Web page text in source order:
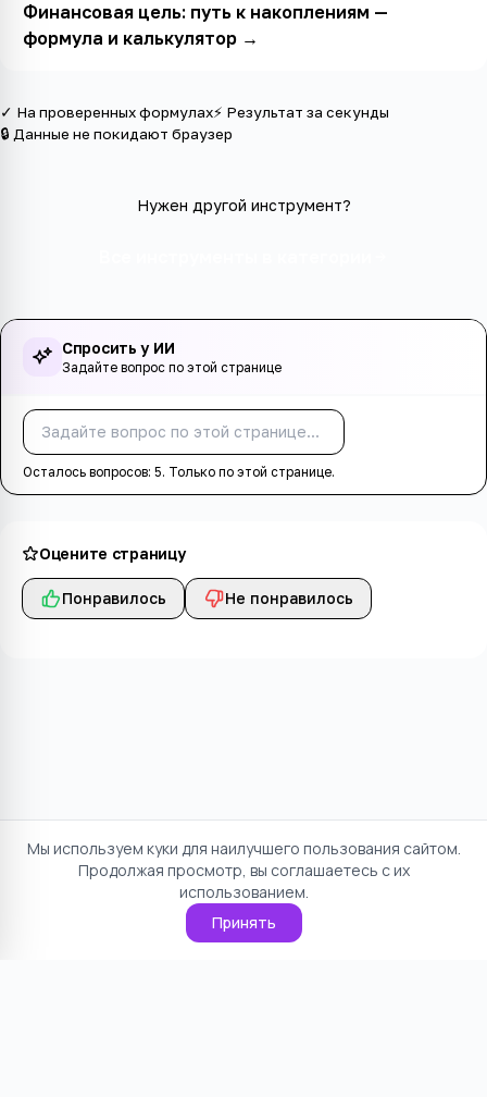
Финансовая цель: путь к накоплениям —
формула и калькулятор→
✓ На проверенных формулах⚡ Результат за секунды
🔒 Данные не покидают браузер
Нужен другой инструмент?
Спросить у ИИ
Задайте вопрос по этой странице
Осталось вопросов: 5. Только по этой странице.
Оцените страницу
Понравилось Не понравилось
Мы используем куки для наилучшего пользования сайтом.
Продолжая просмотр, вы соглашаетесь с их
использованием.
Принять